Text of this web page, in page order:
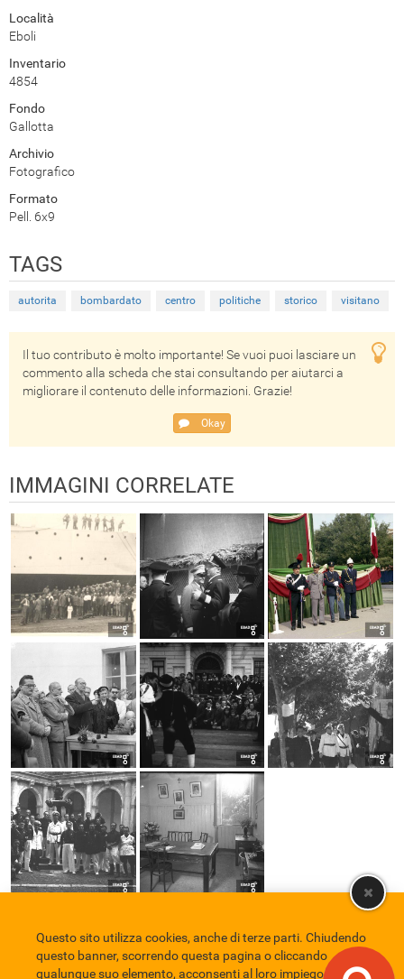
Località
Eboli
Inventario
4854
Fondo
Gallotta
Archivio
Fotografico
Formato
Pell. 6x9
TAGS
autorita bombardato centro politiche storico visitano
Il tuo contributo è molto importante! Se vuoi puoi lasciare un
commento alla scheda che stai consultando per aiutarci a
migliorare il contenuto delle informazioni. Grazie!
Okay
IMMAGINI CORRELATE
Comune di Eboli Servizio Bibliotecario Nazionale
Privacy policy
Credits
Questo sito utilizza cookies, anche di terze parti. Chiudendo
questo banner, scorrendo questa pagina o cliccando
qualunque suo elemento, acconsenti al loro impiego in